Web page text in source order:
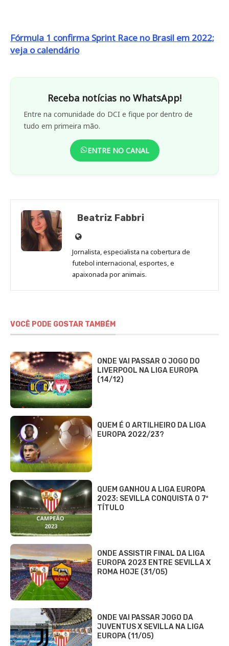
Fórmula 1 confirma Sprint Race no Brasil em 2022;
veja o calendário
Receba notícias no WhatsApp!
Entre na comunidade do DCI e fique por dentro de
tudo em primeira mão.
ENTRE NO CANAL
Beatriz Fabbri
Site
de
Beatriz
Fabbri
Jornalista, especialista na cobertura de
futebol internacional, esportes, e
apaixonada por animais.
VOCÊ PODE GOSTAR TAMBÉM
ONDE VAI PASSAR O JOGO DO
LIVERPOOL NA LIGA EUROPA
(14/12)
QUEM É O ARTILHEIRO DA LIGA
EUROPA 2022/23?
QUEM GANHOU A LIGA EUROPA
2023: SEVILLA CONQUISTA O 7º
TÍTULO
ONDE ASSISTIR FINAL DA LIGA
EUROPA 2023 ENTRE SEVILLA X
ROMA HOJE (31/05)
ONDE VAI PASSAR JOGO DA
JUVENTUS X SEVILLA NA LIGA
EUROPA (11/05)